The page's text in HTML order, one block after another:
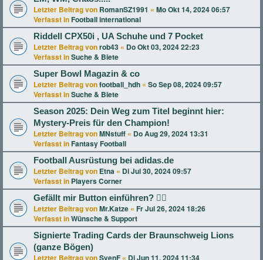
Letzter Beitrag von RomanSZ1991 « Mo Okt 14, 2024 06:57
Verfasst in Football international
Riddell CPX50i , UA Schuhe und 7 Pocket
Letzter Beitrag vonrob43 « Do Okt 03, 2024 22:23
Verfasst inSuche & Biete
Super Bowl Magazin & co
Letzter Beitrag vonfootball_hdh « So Sep 08, 2024 09:57
Verfasst inSuche & Biete
Season 2025: Dein Weg zum Titel beginnt hier:
Mystery-Preis für den Champion!
Letzter Beitrag vonMNstuff « Do Aug 29, 2024 13:31
Verfasst in Fantasy Football
Football Ausrüstung bei adidas.de
Letzter Beitrag von Etna « Di Jul 30, 2024 09:57
Verfasst in Players Corner
Gefällt mir Button einführen? 👍🏻
Letzter Beitrag vonMr.Katze « Fr Jul 26, 2024 18:26
Verfasst inWünsche & Support
Signierte Trading Cards der Braunschweig Lions
(ganze Bögen)
Letzter Beitrag vonSvenF « Di Jun 11, 2024 11:34